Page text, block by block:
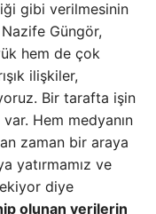
gibi verilmesinin
Güngör,
hem de çok
ilişkiler,
Bir tarafta işin
Hem medyanın
zaman bir araya
yatırmamız ve
diye
olunan verilerin